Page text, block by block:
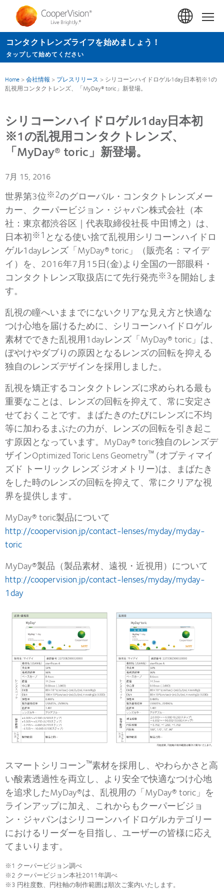
ン
コ
ン
ン
移
動
コンタクトレンズライフを始めましょう！
タップして始めてください
Home >会社情報 > プレスリリース > シリコーンハイドロゲル1day日本初※1の
乱視用コンタクトレンズ、「MyDay® toric」新登場。
シリコーンハイドロゲル1day日本初
※1の乱視用コンタクトレンズ、
「MyDay® toric」新登場。
7月 15, 2016
世界第3位※2のグローバル・コンタクトレンズメー
カー、クーパービジョン・ジャパン株式会社（本
社：東京都渋谷区｜代表取締役社長 中田博之）は、
日本初※1 となる使い捨て乱視用シリコーンハイドロ
ゲル1dayレンズ「MyDay® toric」（販売名：マイデ
イ）を、2016年7月15日(金)より全国の一部眼科・
コンタクトレンズ取扱店にて先行発売※3を開始しま
す。
乱視の瞳へいままでにないクリアな見え方と快適な
つけ心地を届けるために、シリコーンハイドロゲル
素材でできた乱視用1dayレンズ「MyDay® toric」は、
ぼやけやダブりの原因となるレンズの回転を抑える
独自のレンズデザインを採用しました。
乱視を矯正するコンタクトレンズに求められる最も
重要なことは、レンズの回転を抑えて、常に安定さ
せておくことです。まばたきのたびにレンズに不均
等に加わるまぶたの力が、レンズの回転を引き起こ
す原因となっています。MyDay® toric独自のレンズデ
ザインOptimized Toric Lens Geometry™(オプティマイ
ズド トーリック レンズ ジオメトリー)は、まばたき
をした時のレンズの回転を抑えて、常にクリアな視
界を提供します。
MyDay® toric製品について
http://coopervision.jp/contact-lenses/myday/myday-
toric
MyDay®製品（製品素材、遠視・近視用）について
http://coopervision.jp/contact-lenses/myday/myday-
1day
スマートシリコーン™素材を採用し、やわらかさと高
い酸素透過性を両立し、より安全で快適なつけ心地
を追求したMyDay®は、乱視用の「MyDay® toric」を
ラインアップに加え、これからもクーパービジョ
ン・ジャパンはシリコーンハイドロゲルカテゴリー
におけるリーダーを目指し、ユーザーの皆様に応え
てまいります。
※1 クーパービジョン調べ
※2 クーパービジョン本社2011年調べ
※3 円柱度数、円柱軸の制作範囲は順次ご案内いたします。